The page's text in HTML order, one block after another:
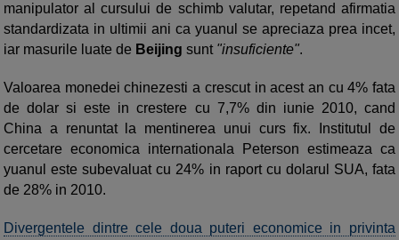
manipulator al cursului de schimb valutar, repetand afirmatia
standardizata in ultimii ani ca yuanul se apreciaza prea incet,
iar masurile luate de Beijing sunt "insuficiente".
Valoarea monedei chinezesti a crescut in acest an cu 4% fata
de dolar si este in crestere cu 7,7% din iunie 2010, cand
China a renuntat la mentinerea unui curs fix. Institutul de
cercetare economica internationala Peterson estimeaza ca
yuanul este subevaluat cu 24% in raport cu dolarul SUA, fata
de 28% in 2010.
Divergentele dintre cele doua puteri economice in privinta